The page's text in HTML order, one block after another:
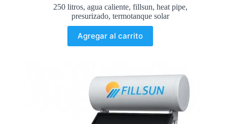
250 litros, agua caliente, fillsun, heat pipe,
presurizado, termotanque solar
Agregar al carrito